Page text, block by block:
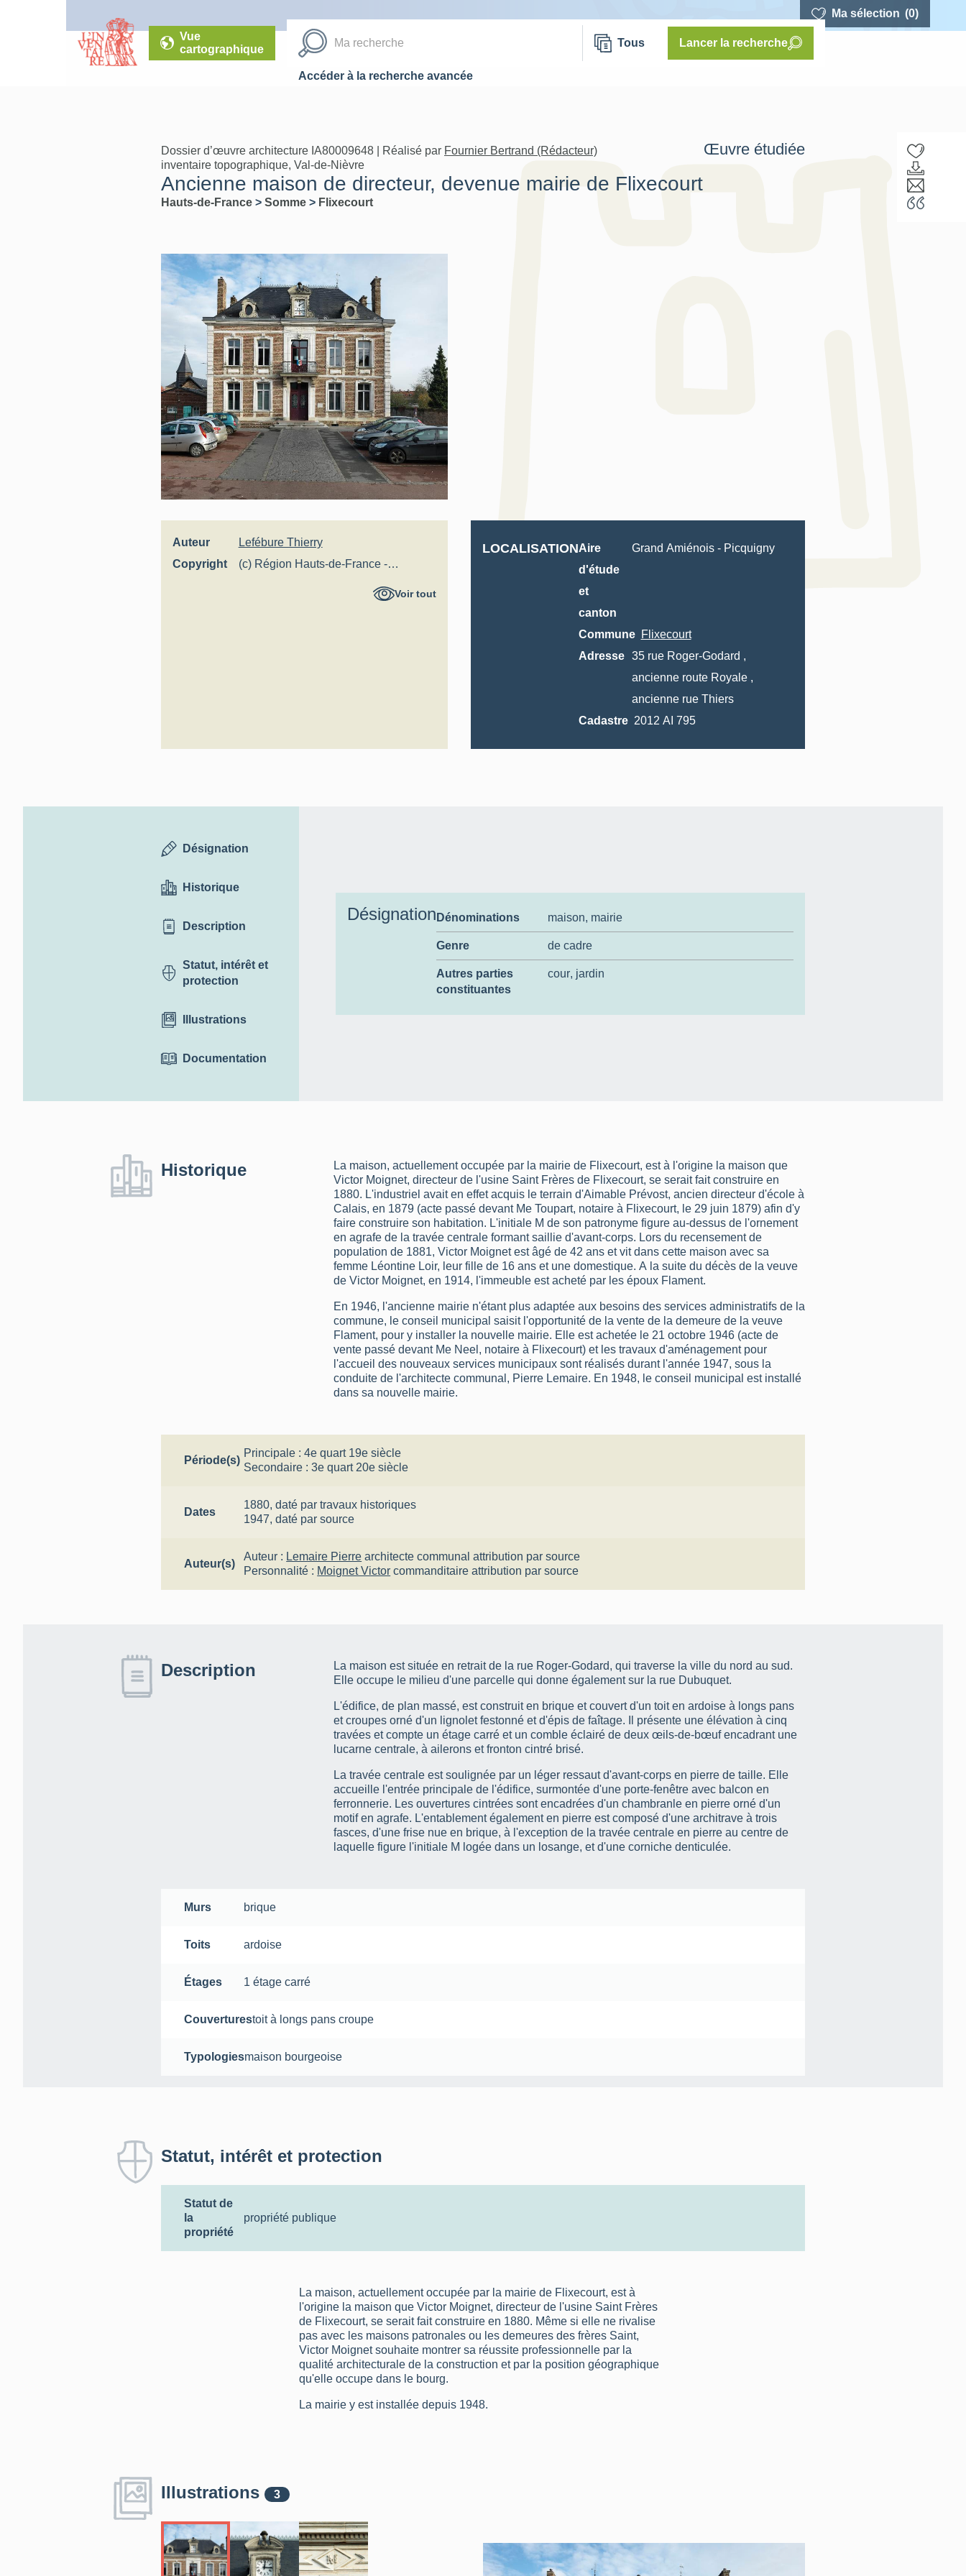
Ma sélection (0)
Vue
cartographique
Tous Lancer la recherche
Accéder à la recherche avancée
Dossier d’œuvre architecture IA80009648 | Réalisé par Fournier Bertrand (Rédacteur)
inventaire topographique, Val-de-Nièvre
Ancienne maison de directeur, devenue mairie de Flixecourt
Hauts-de-France > Somme > Flixecourt
Œuvre étudiée
Auteur
Lefébure Thierry
Copyright
(c) Région Hauts-de-France -
Voir tout
LOCALISATIONAire
d'étude
et
canton
Grand Amiénois - Picquigny
Commune
Flixecourt
Adresse
35 rue Roger-Godard ,
ancienne route Royale ,
ancienne rue Thiers
Cadastre
2012 AI 795
Désignation
Historique
Description
Statut, intérêt et
protection
Illustrations
Documentation
Désignation Dénominations maison, mairie
Genre de cadre
Autres parties
constituantes
cour, jardin
Historique
La maison, actuellement occupée par la mairie de Flixecourt, est à l'origine la maison que
Victor Moignet, directeur de l'usine Saint Frères de Flixecourt, se serait fait construire en
1880. L'industriel avait en effet acquis le terrain d'Aimable Prévost, ancien directeur d'école à
Calais, en 1879 (acte passé devant Me Toupart, notaire à Flixecourt, le 29 juin 1879) afin d'y
faire construire son habitation. L'initiale M de son patronyme figure au-dessus de l'ornement
en agrafe de la travée centrale formant saillie d'avant-corps. Lors du recensement de
population de 1881, Victor Moignet est âgé de 42 ans et vit dans cette maison avec sa
femme Léontine Loir, leur fille de 16 ans et une domestique. A la suite du décès de la veuve
de Victor Moignet, en 1914, l'immeuble est acheté par les époux Flament.
En 1946, l'ancienne mairie n'étant plus adaptée aux besoins des services administratifs de la
commune, le conseil municipal saisit l'opportunité de la vente de la demeure de la veuve
Flament, pour y installer la nouvelle mairie. Elle est achetée le 21 octobre 1946 (acte de
vente passé devant Me Neel, notaire à Flixecourt) et les travaux d'aménagement pour
l'accueil des nouveaux services municipaux sont réalisés durant l'année 1947, sous la
conduite de l'architecte communal, Pierre Lemaire. En 1948, le conseil municipal est installé
dans sa nouvelle mairie.
Période(s)
Principale :4e quart 19e siècle
Secondaire :3e quart 20e siècle
Dates
1880,daté par travaux historiques
1947,daté par source
Auteur(s)
Auteur : Lemaire Pierre architecte communal attribution par source
Personnalité : Moignet Victor commanditaire attribution par source
Description
La maison est située en retrait de la rue Roger-Godard, qui traverse la ville du nord au sud.
Elle occupe le milieu d'une parcelle qui donne également sur la rue Dubuquet.
L'édifice, de plan massé, est construit en brique et couvert d'un toit en ardoise à longs pans
et croupes orné d'un lignolet festonné et d'épis de faîtage. Il présente une élévation à cinq
travées et compte un étage carré et un comble éclairé de deux œils-de-bœuf encadrant une
lucarne centrale, à ailerons et fronton cintré brisé.
La travée centrale est soulignée par un léger ressaut d'avant-corps en pierre de taille. Elle
accueille l'entrée principale de l'édifice, surmontée d'une porte-fenêtre avec balcon en
ferronnerie. Les ouvertures cintrées sont encadrées d'un chambranle en pierre orné d'un
motif en agrafe. L'entablement également en pierre est composé d'une architrave à trois
fasces, d'une frise nue en brique, à l'exception de la travée centrale en pierre au centre de
laquelle figure l'initiale M logée dans un losange, et d'une corniche denticulée.
Murs brique
Toits ardoise
Étages 1 étage carré
Couverturestoit à longs pans croupe
Typologiesmaison bourgeoise
Statut, intérêt et protection
Statut de
la
propriété
propriété publique
La maison, actuellement occupée par la mairie de Flixecourt, est à
l'origine la maison que Victor Moignet, directeur de l'usine Saint Frères
de Flixecourt, se serait fait construire en 1880. Même si elle ne rivalise
pas avec les maisons patronales ou les demeures des frères Saint,
Victor Moignet souhaite montrer sa réussite professionnelle par la
qualité architecturale de la construction et par la position géographique
qu'elle occupe dans le bourg.
La mairie y est installée depuis 1948.
Illustrations 3